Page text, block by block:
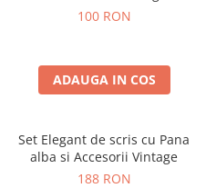
100 RON
ADAUGA IN COS
Set Elegant de scris cu Pana
alba si Accesorii Vintage
188 RON